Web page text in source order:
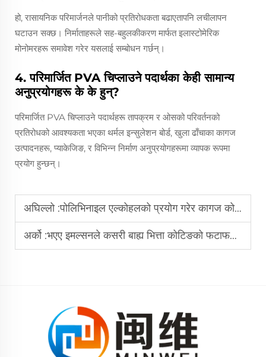
हो, रासायनिक परिमार्जनले पानीको प्रतिरोधकता बढाएतापनि लचीलापन
घटाउन सक्छ। निर्माताहरूले सह-बहुलकीकरण मार्फत इलास्टोमेरिक
मोनोमरहरू समावेश गरेर यसलाई सम्बोधन गर्छन्।
4. परिमार्जित PVA चिप्लाउने पदार्थका केही सामान्य
अनुप्रयोगहरू के के हुन्?
परिमार्जित PVA चिप्लाउने पदार्थहरू तापक्रम र ओसको परिवर्तनको
प्रतिरोधको आवश्यकता भएका थर्मल इन्सुलेशन बोर्ड, खुला ढाँचाका कागज
उत्पादनहरू, प्याकेजिङ, र विभिन्न निर्माण अनुप्रयोगहरूमा व्यापक रूपमा
प्रयोग हुन्छन्।
अघिल्लो :पोलिभिनाइल एल्कोहलको प्रयोग गरेर कागज कोटिङको शक्ति सुधार्नुहोस्: व्यावहारिक सूत्रण सुझावहरू
अर्को :भएए इमल्सनले कसरी बाह्य भित्ता कोटिङको फटाफट प्रतिरोध सुधार गर्छ